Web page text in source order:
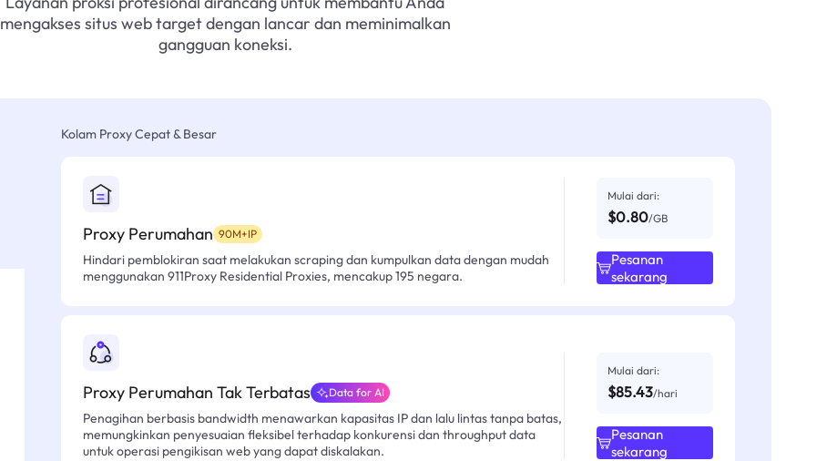
mengakses situs web target dengan lancar dan meminimalkan
gangguan koneksi.
Kolam Proxy Cepat & Besar
Proxy Perumahan 90M+IP
Hindari pemblokiran saat melakukan scraping dan kumpulkan data dengan mudah
menggunakan 911Proxy Residential Proxies, mencakup 195 negara.
Mulai dari:
$0.80/GB
Pesanan
sekarang
Proxy Perumahan Tak Terbatas Data for AI
Penagihan berbasis bandwidth menawarkan kapasitas IP dan lalu lintas tanpa batas,
memungkinkan penyesuaian fleksibel terhadap konkurensi dan throughput data
untuk operasi pengikisan web yang dapat diskalakan.
Mulai dari:
$85.43/hari
Pesanan
sekarang